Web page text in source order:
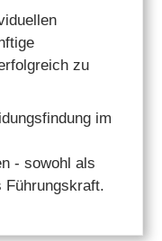
zu
im
- sowohl als
Führungskraft.